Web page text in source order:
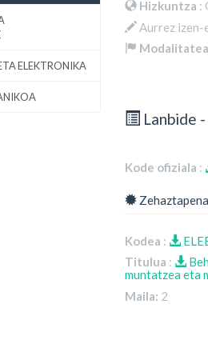
ELEKTRONIKA
Hizkuntza :
Aurrez izen-
Modalitatea
Lanbide
Kode ofiziala :
Kodea :
Titulua :
muntatzea eta
Maila: 2